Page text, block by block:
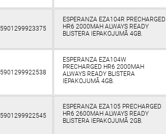
5901299923375
ESPERANZA EZA104R PRECHARGED
HR6 2000MAH ALWAYS READY
BLISTERA IEPAKOJUMĀ 4GB.
5901299922538
ESPERANZA EZA104W
PRECHARGED HR6 2000MAH
ALWAYS READY BLISTERA
IEPAKOJUMĀ 4GB.
5901299922545
ESPERANZA EZA105 PRECHARGED
HR6 2600MAH ALWAYS READY
BLISTERA IEPAKOJUMĀ 2GB.